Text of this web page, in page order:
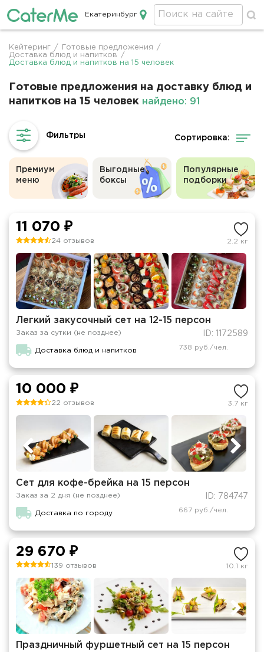
Кейтеринг в Екатеринбурге
Екатеринбург
Строка
навигации
Кейтеринг / Готовые предложения
/
Доставка блюд и напитков
/
Доставка блюд и напитков на 15 человек
Готовые предложения на доставку блюд и
напитков на 15 человек найдено: 91
Сортировка:
Премиум
меню
Выгодные
боксы
Популярные
подборки
11 070 ₽
24 отзывов 2.2 кг
Легкий закусочный сет на 12-15 персон
Заказ за сутки (не позднее) ID: 1172589
Доставка блюд и напитков 738 руб./чел.
10 000 ₽
22 отзывов 3.7 кг
Сет для кофе-брейка на 15 персон
Заказ за 2 дня (не позднее) ID: 784747
Доставка по городу 667 руб./чел.
29 670 ₽
139 отзывов 10.1 кг
Праздничный фуршетный сет на 15 персон